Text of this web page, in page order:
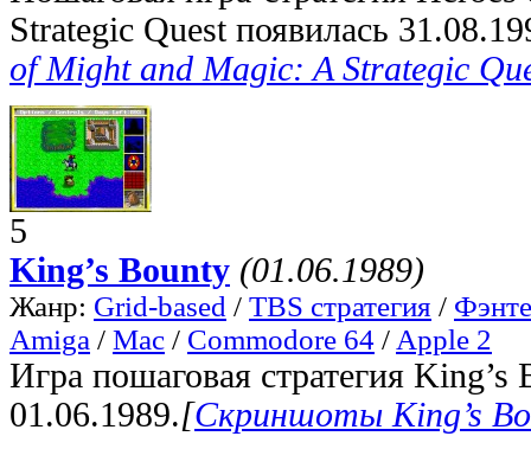
Strategic Quest появилась
of Might and Magic: A Strategic
5
King’s Bounty (01.06.1989)
Жанр: Grid-based / TBS стратегия /
Amiga / Mac / Commodore 64 / Apple 2
Игра пошаговая стратегия
01.06.1989.[Скриншоты King’s